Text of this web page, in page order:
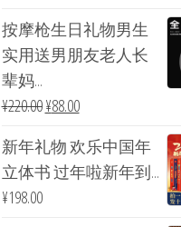
按摩枪生日礼物男生
实用送男朋友老人长
辈妈...
¥220.00¥88.00
新年礼物 欢乐中国年
立体书 过年啦新年到...
¥198.00